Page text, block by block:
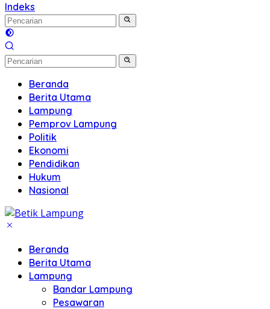
Indeks
Beranda
Berita Utama
Lampung
Pemprov Lampung
Politik
Ekonomi
Pendidikan
Hukum
Nasional
Beranda
Berita Utama
Lampung
Bandar Lampung
Pesawaran